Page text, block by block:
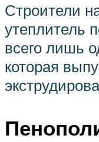
Строители
утеплитель
всего лишь
которая